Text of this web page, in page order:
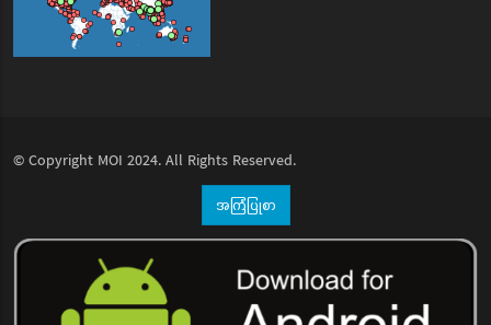
© Copyright MOI 2024. All Rights Reserved.
အကြံပြုစာ